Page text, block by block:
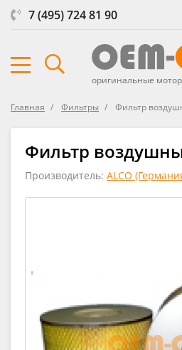
7 (495) 724 81 90
оригинальные
Главная Фильтры Фильтр
Фильтр
Производитель: ALCO